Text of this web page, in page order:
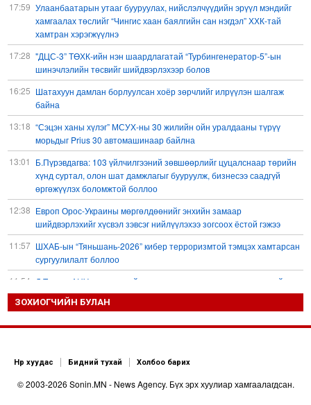
17:59 Улаанбаатарын утааг бууруулах, нийслэлчүүдийн эрүүл мэндийг
хамгаалах төслийг “Чингис хаан баялгийн сан нэгдэл” ХХК-тай
хамтран хэрэгжүүлнэ
17:28 "ДЦС-3” ТӨХК-ийн нэн шаардлагатай “Турбингенератор-5”-ын
шинэчлэлийн төсвийг шийдвэрлэхээр болов
16:25 Шатахуун дамлан борлуулсан хоёр зөрчлийг илрүүлэн шалгаж
байна
13:18 “Сэцэн ханы хүлэг” МСУХ-ны 30 жилийн ойн уралдааны түрүү
морьдыг Prius 30 автомашинаар байлна
13:01
Б.Пүрэвдагва: 103 үйлчилгээний зөвшөөрлийг цуцалснаар төрийн
хүнд суртал, олон шат дамжлагыг бууруулж, бизнесээ саадгүй
өргөжүүлэх боломжтой боллоо
12:38 Европ Орос-Украины мөргөлдөөнийг энхийн замаар
шийдвэрлэхийг хүсвэл зэвсэг нийлүүлэхээ зогсоох ёстой гэжээ
11:57 ШХАБ-ын “Тяньшань-2026” кибер терроризмтой тэмцэх хамтарсан
сургуулилалт боллоо
11:54
Д.Трамп: АНУ сум, зэвсгийн нөөцөө нэмэгдүүлэх шаардлагатай
11:11 Б.Хулан дэлхийн аварга боллоо
10:48 Ц.Сандаг-Очир: COP17 ба COP31 хурлын уялдаа нь Риогийн
10:36 Украин Оросын газрын тос боловсруулах үйлдвэрүүд болон Хар
ЗОХИОГЧИЙН БУЛАН
Нүүр хуудас Бидний тухай Холбоо барих
© 2003-2026 Sonin.MN - News Agency. Бүх эрх хуулиар хамгаалагдсан.